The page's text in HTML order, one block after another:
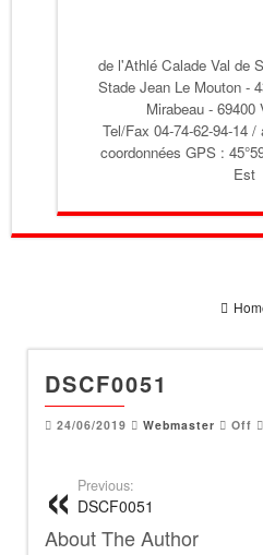
de l'Athlé Calade Val de
Stade Jean Le Mouton -
Mirabeau - 69400
Tel/Fax 04-74-62-94-14
coordonnées GPS :
Est
DSCF0051
24/06/2019 Webmaster Off
Previous:
DSCF0051
About The Author